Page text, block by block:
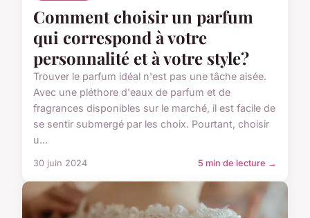
Comment choisir un parfum
qui correspond à votre
personnalité et à votre style?
Trouver le parfum idéal n'est pas une tâche aisée.
Avec une pléthore d'eaux de parfum et de
fragrances disponibles sur le marché, il est facile de
se sentir submergé par les choix. Pourtant, choisir
u...
30 juin 2024 5 min de lecture →